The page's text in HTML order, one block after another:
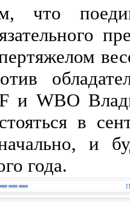
что
и WBO
в
и
года.